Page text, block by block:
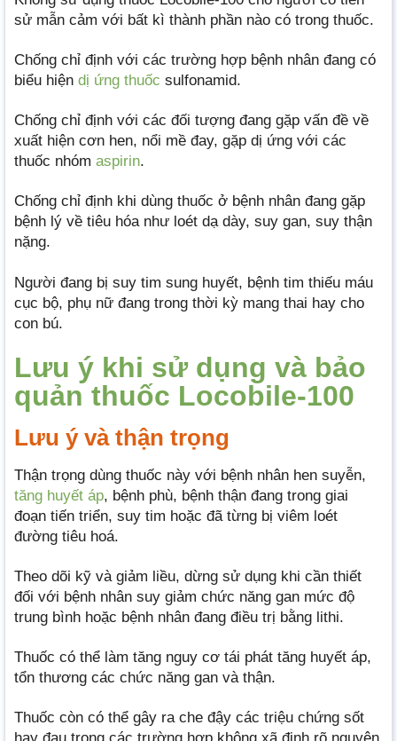
sử mẫn cảm với bất kì thành phần nào có trong thuốc.
Chống chỉ định với các trường hợp bệnh nhân đang có
biểu hiện dị ứng thuốc sulfonamid.
Chống chỉ định với các đối tượng đang gặp vấn đề về
xuất hiện cơn hen, nổi mề đay, gặp dị ứng với các
thuốc nhóm aspirin.
Chống chỉ định khi dùng thuốc ở bệnh nhân đang gặp
bệnh lý về tiêu hóa như loét dạ dày, suy gan, suy thận
nặng.
Người đang bị suy tim sung huyết, bệnh tim thiếu máu
cục bộ, phụ nữ đang trong thời kỳ mang thai hay cho
con bú.
Lưu ý khi sử dụng và bảo
quản thuốc Locobile-100
Lưu ý và thận trọng
Thận trọng dùng thuốc này với bệnh nhân hen suyễn,
tăng huyết áp, bệnh phù, bệnh thận đang trong giai
đoạn tiến triển, suy tim hoặc đã từng bị viêm loét
đường tiêu hoá.
Theo dõi kỹ và giảm liều, dừng sử dụng khi cần thiết
đối với bệnh nhân suy giảm chức năng gan mức độ
trung bình hoặc bệnh nhân đang điều trị bằng lithi.
Thuốc có thể làm tăng nguy cơ tái phát tăng huyết áp,
tổn thương các chức năng gan và thận.
Thuốc còn có thể gây ra che đậy các triệu chứng sốt